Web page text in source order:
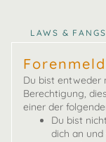
CLAWS & FANGS
Du bist entweder
Berechtigung,
einer der
Du bist
dich an